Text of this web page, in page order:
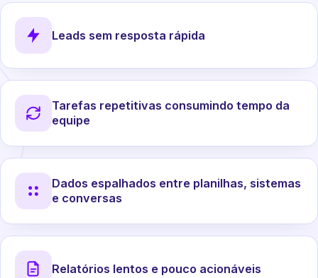
Leads sem resposta rápida
Tarefas repetitivas consumindo tempo da
equipe
Dados espalhados entre planilhas, sistemas
e conversas
Relatórios lentos e pouco acionáveis